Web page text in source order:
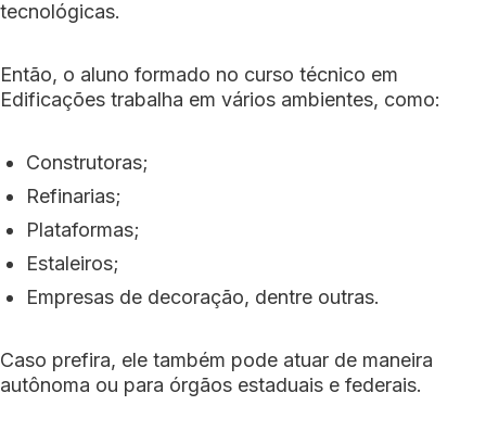
tecnológicas.
Então, o aluno formado no curso técnico em
Edificações trabalha em vários ambientes, como:
Construtoras;
Refinarias;
Plataformas;
Estaleiros;
Empresas de decoração, dentre outras.
Caso prefira, ele também pode atuar de maneira
autônoma ou para órgãos estaduais e federais.